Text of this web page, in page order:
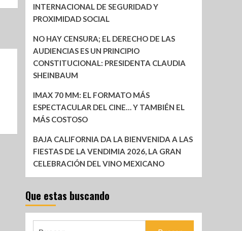
INTERNACIONAL DE SEGURIDAD Y
PROXIMIDAD SOCIAL
NO HAY CENSURA; EL DERECHO DE LAS
AUDIENCIAS ES UN PRINCIPIO
CONSTITUCIONAL: PRESIDENTA CLAUDIA
SHEINBAUM
IMAX 70 MM: EL FORMATO MÁS
ESPECTACULAR DEL CINE… Y TAMBIÉN EL
MÁS COSTOSO
BAJA CALIFORNIA DA LA BIENVENIDA A LAS
FIESTAS DE LA VENDIMIA 2026, LA GRAN
CELEBRACIÓN DEL VINO MEXICANO
Que estas buscando